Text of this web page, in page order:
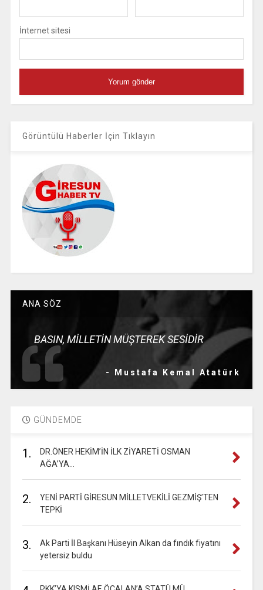
İnternet sitesi
Görüntülü Haberler İçin Tıklayın
ANA SÖZ
BASIN, MİLLETİN MÜŞTEREK SESİDİR
- Mustafa Kemal Atatürk
GÜNDEMDE
1.
DR.ÖNER HEKİM’İN İLK ZİYARETİ OSMAN
AĞA’YA…
2.
YENİ PARTİ GİRESUN MİLLETVEKİLİ GEZMİŞ’TEN
TEPKİ
3.
Ak Parti İl Başkanı Hüseyin Alkan da fındık fiyatını
yetersiz buldu